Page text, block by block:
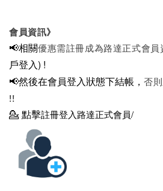
會員資訊》
📢相關優惠需註冊成為路達正式會員
戶登入) !
📢然後在會員登入狀態下結帳， 否
!!
💁 點擊註冊登入路達正式會員/